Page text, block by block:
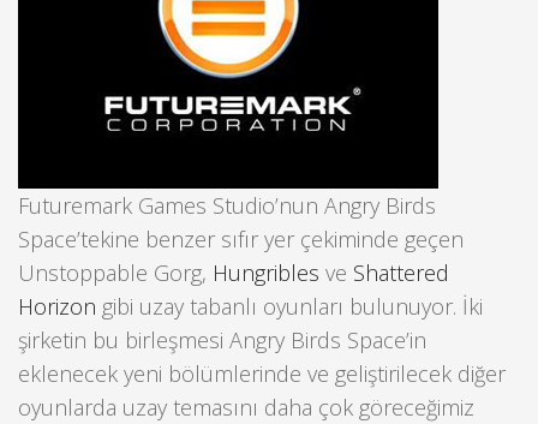
Futuremark Games Studio’nun Angry Birds
Space’tekine benzer sıfır yer çekiminde geçen
Unstoppable Gorg, Hungribles ve Shattered
Horizon gibi uzay tabanlı oyunları bulunuyor. İki
şirketin bu birleşmesi Angry Birds Space’in
eklenecek yeni bölümlerinde ve geliştirilecek diğer
oyunlarda uzay temasını daha çok göreceğimiz